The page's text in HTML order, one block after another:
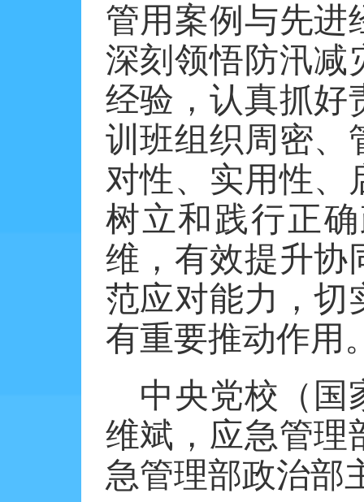
管用案例与先进
深刻领悟防汛减
经验，认真抓好
训班组织周密、
对性、实用性、
树立和践行正
维，有效提升协
范应对能力，切
有重要推动作用
中央党校（国
维斌，应急管理
急管理部政治部